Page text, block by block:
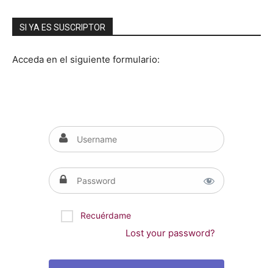
SI YA ES SUSCRIPTOR
Acceda en el siguiente formulario:
Recuérdame
Lost your password?